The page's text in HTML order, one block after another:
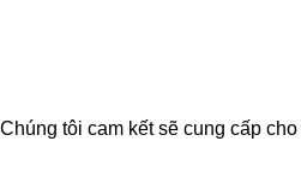
tôi cam kết sẽ cung cấp